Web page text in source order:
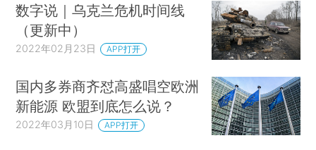
数字说｜乌克兰危机时间线
（更新中）
2022年02月23日 APP打开
国内多券商齐怼高盛唱空欧洲
新能源 欧盟到底怎么说？
2022年03月10日 APP打开